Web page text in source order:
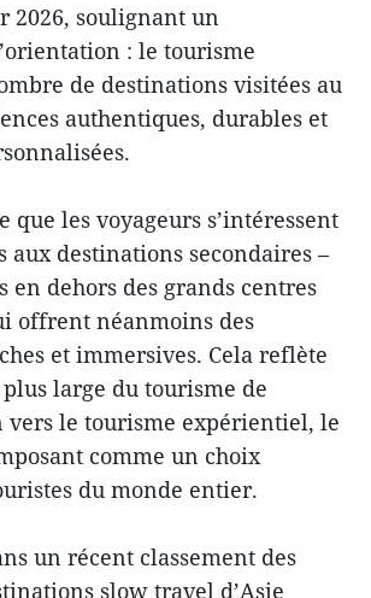
2026, soulignant un
: le tourisme
de destinations visitées au
authentiques, durables et
que les voyageurs s’intéressent
aux destinations secondaires –
en dehors des grands centres
offrent néanmoins des
et immersives. Cela reflète
large du tourisme de
vers le tourisme expérientiel, le
comme un choix
du monde entier.
un récent classement des
slow travel d’Asie